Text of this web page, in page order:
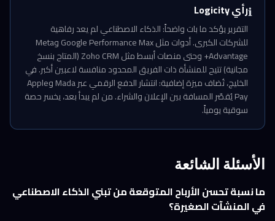
ℹ️رأي Logicity
التقرير يؤكد ما بات واضحاً: الذكاء الاصطناعي لم يعد رفاهية
للشركات الكبرى. أدوات مثل Google Performance Max وMeta
Advantage+ وحتى منصات أبسط مثل Zoho CRM (المتاح بنسخ
مجانية) تتيح للمنشأة ذات الفريق المحدود منافسة لاعبين أكبر. في
الخليج، تُضاف ميزة إضافية: انتشار الدفع الرقمي عبر Mada وApple
Pay يُقصّر المسافة بين الإعلان والشراء. من لم يبدأ بعد، يخسر حصة
سوقية يومياً.
الأسئلة الشائعة
ما نسبة تحسن الأرباح المتوقعة من تبني الذكاء الاصطناعي
في المنشآت الصغيرة؟